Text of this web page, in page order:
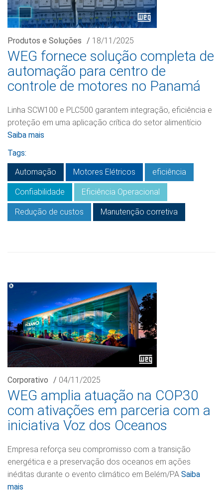
Produtos e Soluções / 18/11/2025
WEG fornece solução completa de
automação para centro de
controle de motores no Panamá
Linha SCW100 e PLC500 garantem integração, eficiência e
proteção em uma aplicação crítica do setor alimentício
Saiba mais
Tags:
Automação
Motores Elétricos eficiência
Confiabilidade Eficiência Operacional
Redução de custos Manutenção corretiva
Corporativo / 04/11/2025
WEG amplia atuação na COP30
com ativações em parceria com a
iniciativa Voz dos Oceanos
Empresa reforça seu compromisso com a transição
energética e a preservação dos oceanos em ações
inéditas durante o evento climático em Belém/PA Saiba
mais